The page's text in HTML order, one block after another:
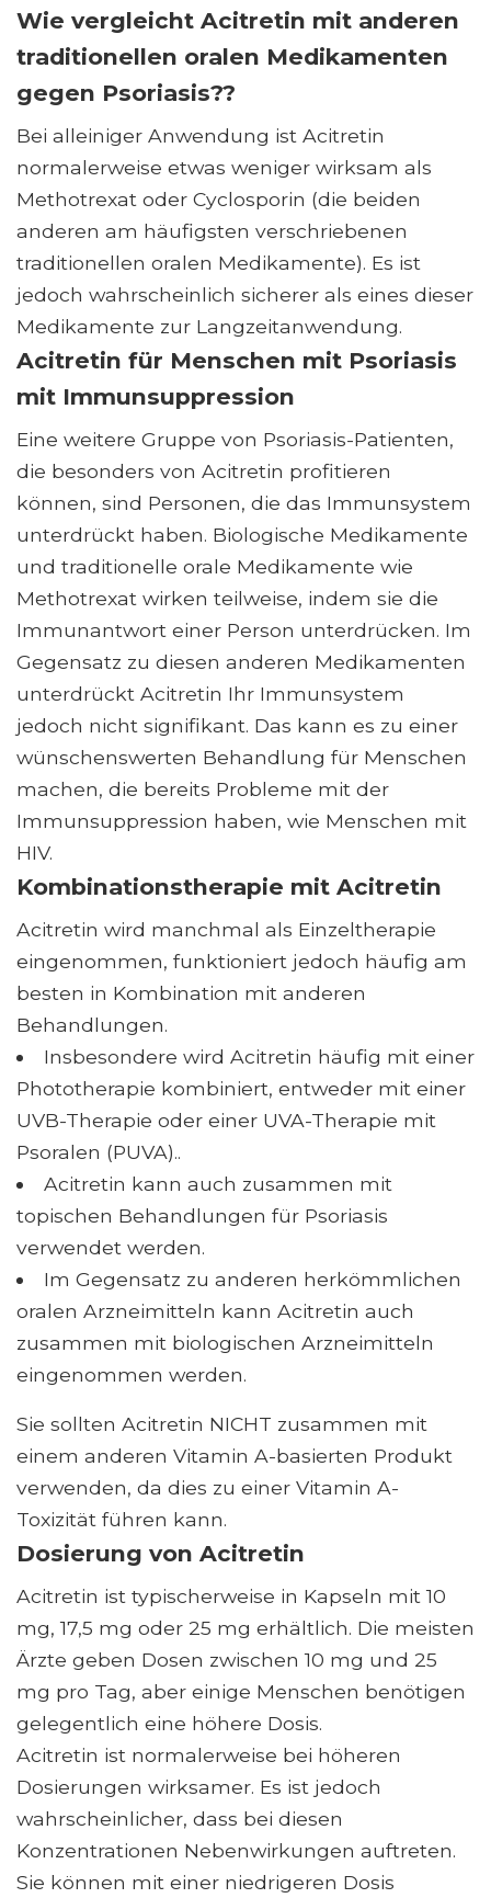
Wie vergleicht Acitretin mit anderen
traditionellen oralen Medikamenten
gegen Psoriasis??
Bei alleiniger Anwendung ist Acitretin
normalerweise etwas weniger wirksam als
Methotrexat oder Cyclosporin (die beiden
anderen am häufigsten verschriebenen
traditionellen oralen Medikamente). Es ist
jedoch wahrscheinlich sicherer als eines dieser
Medikamente zur Langzeitanwendung.
Acitretin für Menschen mit Psoriasis
mit Immunsuppression
Eine weitere Gruppe von Psoriasis-Patienten,
die besonders von Acitretin profitieren
können, sind Personen, die das Immunsystem
unterdrückt haben. Biologische Medikamente
und traditionelle orale Medikamente wie
Methotrexat wirken teilweise, indem sie die
Immunantwort einer Person unterdrücken. Im
Gegensatz zu diesen anderen Medikamenten
unterdrückt Acitretin Ihr Immunsystem
jedoch nicht signifikant. Das kann es zu einer
wünschenswerten Behandlung für Menschen
machen, die bereits Probleme mit der
Immunsuppression haben, wie Menschen mit
HIV.
Kombinationstherapie mit Acitretin
Acitretin wird manchmal als Einzeltherapie
eingenommen, funktioniert jedoch häufig am
besten in Kombination mit anderen
Behandlungen.
Insbesondere wird Acitretin häufig mit einer
Phototherapie kombiniert, entweder mit einer
UVB-Therapie oder einer UVA-Therapie mit
Psoralen (PUVA)..
Acitretin kann auch zusammen mit
topischen Behandlungen für Psoriasis
verwendet werden.
Im Gegensatz zu anderen herkömmlichen
oralen Arzneimitteln kann Acitretin auch
zusammen mit biologischen Arzneimitteln
eingenommen werden.
Sie sollten Acitretin NICHT zusammen mit
einem anderen Vitamin A-basierten Produkt
verwenden, da dies zu einer Vitamin A-
Toxizität führen kann.
Dosierung von Acitretin
Acitretin ist typischerweise in Kapseln mit 10
mg, 17,5 mg oder 25 mg erhältlich. Die meisten
Ärzte geben Dosen zwischen 10 mg und 25
mg pro Tag, aber einige Menschen benötigen
gelegentlich eine höhere Dosis.
Acitretin ist normalerweise bei höheren
Dosierungen wirksamer. Es ist jedoch
wahrscheinlicher, dass bei diesen
Konzentrationen Nebenwirkungen auftreten.
Sie können mit einer niedrigeren Dosis